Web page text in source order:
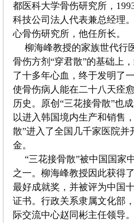
都医科大学骨伤研究所，
科技公司法人代表兼总经理
心骨伤研究所，他任所长。
柳海峰教授的家族世代行
骨伤方剂“穿君散”的基础上
了十多年心血，终于发明了
使骨伤病人能在二十八天痊
历史。原创“三花接骨散”也
以进入韩国境内生产和销售
散”进入了全国几千家医院
金。
“三花接骨散”被中国国家
之一。柳海峰教授因此获得
最好成就奖，并被评为中国
证书。行政关系隶属文化部
际交流中心赵同彬主任领导。